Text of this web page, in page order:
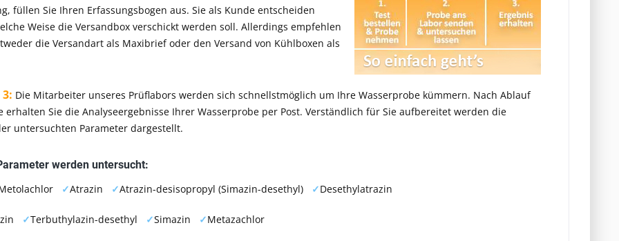
füllen Sie Ihren Erfassungsbogen aus. Sie als Kunde entscheiden
Weise die Versandbox verschickt werden soll. Allerdings empfehlen
die Versandart als Maxibrief oder den Versand von Kühlboxen als
Die Mitarbeiter unseres Prüflabors werden sich schnellstmöglich um Ihre Wasserprobe kümmern. Nach Ablauf
erhalten Sie die Analyseergebnisse Ihrer Wasserprobe per Post. Verständlich für Sie aufbereitet werden die
untersuchten Parameter dargestellt.
werden untersucht:
✓Atrazin ✓Atrazin-desisopropyl (Simazin-desethyl) ✓Desethylatrazin
✓Terbuthylazin-desethyl ✓Simazin ✓Metazachlor